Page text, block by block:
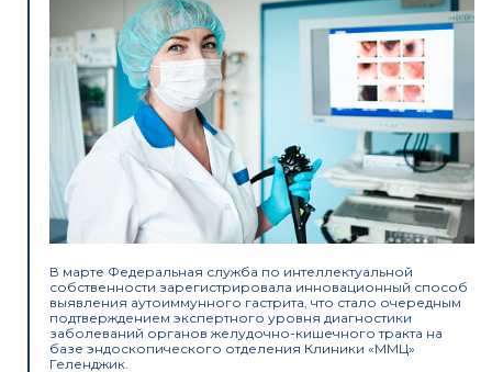
В марте Федеральная служба по интеллектуальной
собственности зарегистрировала инновационный способ
выявления аутоиммунного гастрита, что стало очередным
подтверждением экспертного уровня диагностики
заболеваний органов желудочно-кишечного тракта на
базе эндоскопического отделения Клиники «ММЦ»
Геленджик.